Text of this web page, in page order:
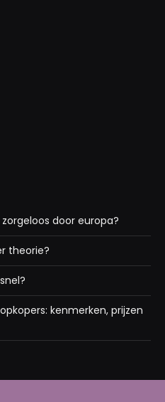
door europa?
theorie?
kenmerken, prijzen